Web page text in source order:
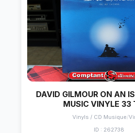
DAVID GILMOUR ON AN
MUSIC VINYLE 33
Vinyls / CD Musique/
ID : 262738